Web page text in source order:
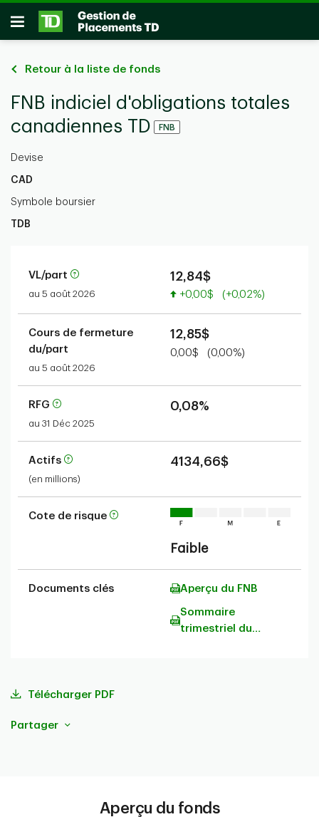
Passer au contenu principal
Ouvrir
Retour à la liste de fonds
FNB indiciel d'obligations totales
canadiennes TD
FNB
Devise
CAD
Symbole boursier
TDB
VL/part
au 5 août 2026
12,84$
Valeur accrue
+0,00$ (+0,02%)
Cours de fermeture
du/part
au 5 août 2026
12,85$
0,00$ (0,00%)
RFG
au 31 Déc 2025
0,08%
Actifs
(en millions)
4134,66$
Cote de risque
Faible
Documents clés Aperçu du FNB
Sommaire
trimestriel du
Télécharger PDF
Partager
Aperçu du fonds